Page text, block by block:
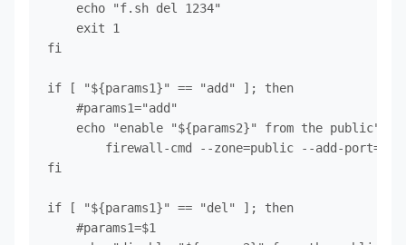
    echo "f.sh del 1234"
    exit 1
fi
if [ "${params1}" == "add" ]; then
    #params1="add"
    echo "enable "${params2}" from the public"
fi
if [ "${params1}" == "del" ]; then
    #params1=$1